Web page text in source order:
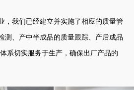
我们已经建立并实施了相应的质量管
测、产中半成品的质量跟踪、产后成品
系切实服务于生产，确保出厂产品的